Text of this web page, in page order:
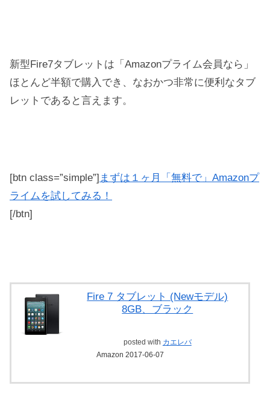
新型Fire7タブレットは「Amazonプライム会員なら」
ほとんど半額で購入でき、なおかつ非常に便利なタブ
レットであると言えます。
[btn class=”simple”] まずは１ヶ月「無料で」Amazonプ
ライムを試してみる！
[/btn]
Fire 7 タブレット (Newモデル)
8GB、ブラック
posted with カエレバ
Amazon 2017-06-07